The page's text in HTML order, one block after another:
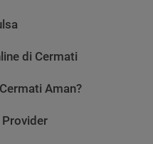
di Cermati
Aman?
Provider